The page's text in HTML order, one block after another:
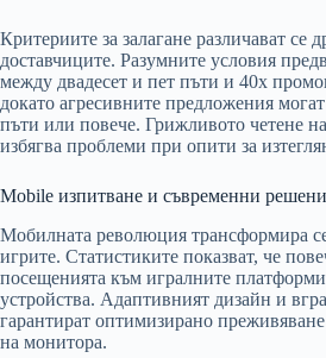
Критериите за залагане различават се
доставчиците. Разумните условия
между двадесет и пет пъти и 40x
докато агресивните предложения
пъти или повече. Грижливото четене
избягва проблеми при опити за
Mobile изпитване и съвременни
Мобилната революция трансформира
игрите. Статистиките показват, че
посещенията към игралните
устройства. Адаптивният дизайн и
гарантират оптимизирано
на монитора.